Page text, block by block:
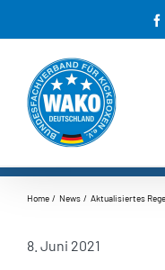
Inhalt
springen
Home News Aktualisiertes
8. Juni 2021